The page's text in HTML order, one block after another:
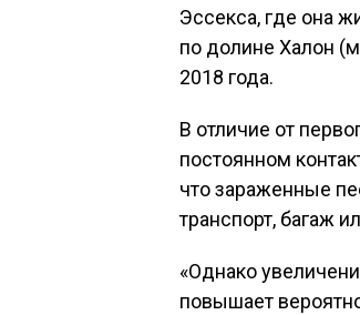
Эссекса, где она
по долине Халон
2018 года.
В отличие от
постоянном
что зараженные
транспорт, багаж
«Однако
повышает